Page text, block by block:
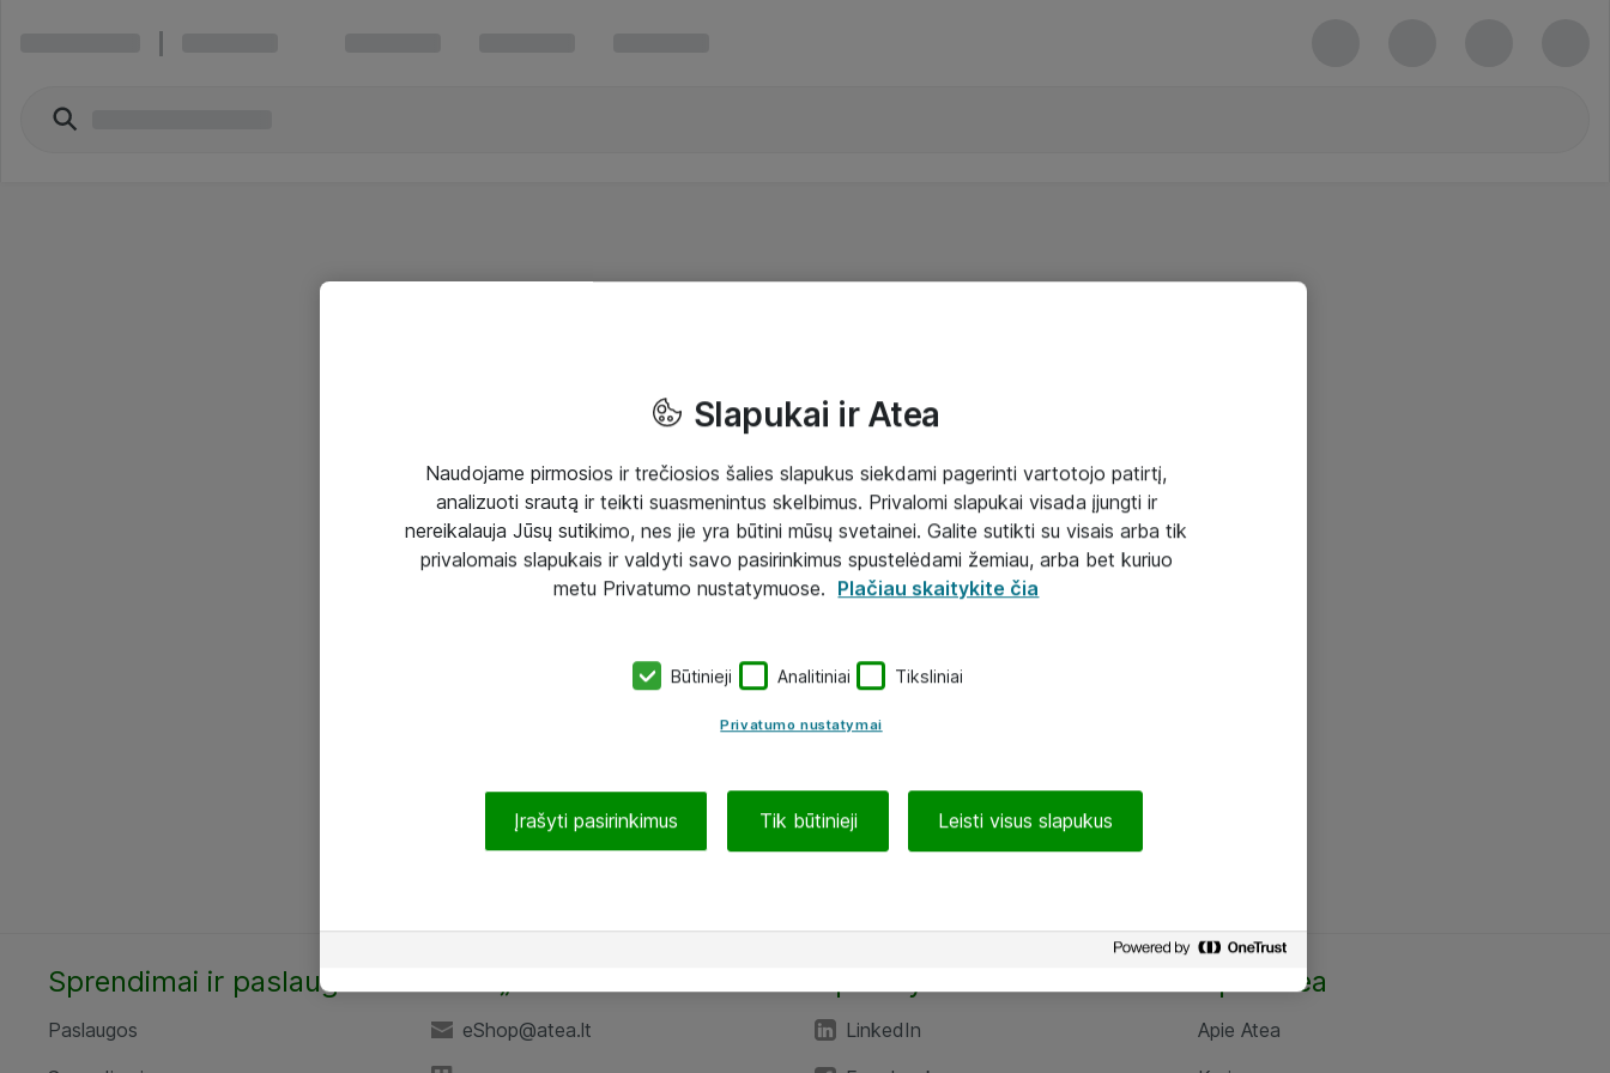
Sprendimai ir paslaugos
Paslaugos
eShop@atea.lt
LinkedIn
Apie Atea
Apie Atea
Slapukai ir Atea
Naudojame pirmosios ir trečiosios šalies slapukus siekdami pagerinti vartotojo patirtį,
analizuoti srautą ir teikti suasmenintus skelbimus. Privalomi slapukai visada įjungti ir
nereikalauja Jūsų sutikimo, nes jie yra būtini mūsų svetainei. Galite sutikti su visais arba tik
privalomais slapukais ir valdyti savo pasirinkimus spustelėdami žemiau, arba bet kuriuo
metu Privatumo nustatymuose. Plačiau skaitykite čia
Būtinieji Analitiniai Tiksliniai
Privatumo nustatymai
Įrašyti pasirinkimus Tik būtinieji Leisti visus slapukus